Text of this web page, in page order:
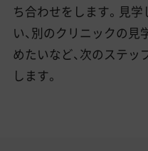
ち合わせをします。見
い、別のクリニックの
めたいなど、次のステッ
します。